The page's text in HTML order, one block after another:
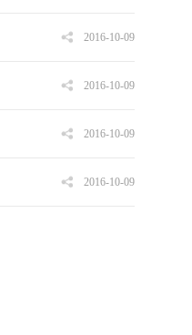
2016-10-09
2016-10-09
2016-10-09
2016-10-09